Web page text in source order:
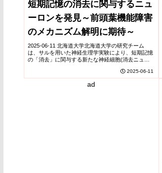
短期記憶の消去に関与するニュ
ーロンを発見～前頭葉機能障害
のメカニズム解明に期待～
2025-06-11 北海道大学北海道大学の研究チーム
は、サルを用いた神経生理学実験により、短期記憶
の「消去」に関与する新たな神経細胞(消去ニュー
果、記憶中に活動する記憶ニューロンとは異なり、
2025-06-11
ad